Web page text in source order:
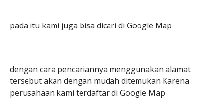
pada itu kami juga bisa dicari di Google Map
dengan cara pencariannya menggunakan alamat
tersebut akan dengan mudah ditemukan Karena
perusahaan kami terdaftar di Google Map